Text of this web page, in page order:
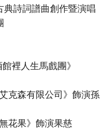
詩詞譜曲創作暨演唱
裡人生馬戲團》
克森有限公司》飾演孫
花果》飾演果慈